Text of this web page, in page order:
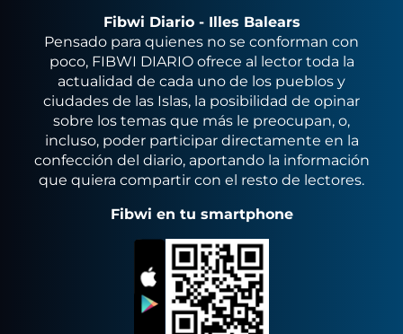
Fibwi Diario - Illes Balears
Pensado para quienes no se conforman con
poco, FIBWI DIARIO ofrece al lector toda la
actualidad de cada uno de los pueblos y
ciudades de las Islas, la posibilidad de opinar
sobre los temas que más le preocupan, o,
incluso, poder participar directamente en la
confección del diario, aportando la información
que quiera compartir con el resto de lectores.
Fibwi en tu smartphone